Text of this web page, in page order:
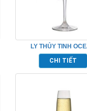
LY THỦY TINH
LEXINGTON RED
TP_1019R11
CHI TIẾT